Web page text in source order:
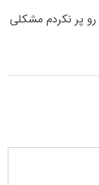
پر نکردم مشکلی